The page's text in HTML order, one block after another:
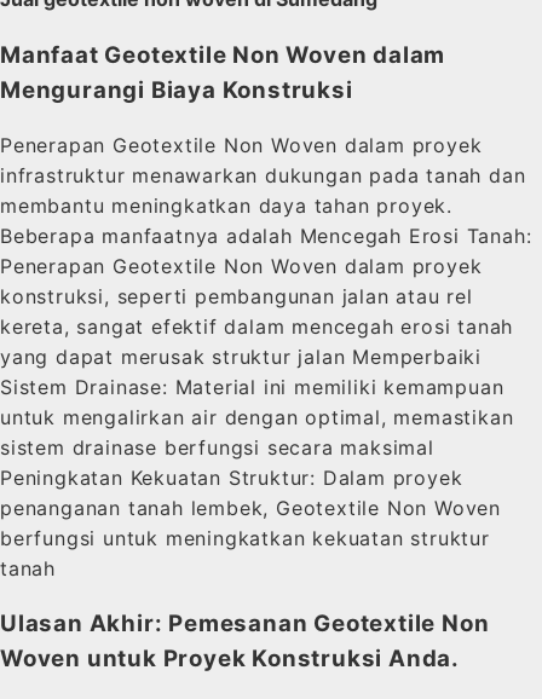
Manfaat Geotextile Non Woven dalam
Mengurangi Biaya Konstruksi
Penerapan Geotextile Non Woven dalam proyek
infrastruktur menawarkan dukungan pada tanah dan
membantu meningkatkan daya tahan proyek.
Beberapa manfaatnya adalah Mencegah Erosi Tanah:
Penerapan Geotextile Non Woven dalam proyek
konstruksi, seperti pembangunan jalan atau rel
kereta, sangat efektif dalam mencegah erosi tanah
yang dapat merusak struktur jalan Memperbaiki
Sistem Drainase: Material ini memiliki kemampuan
untuk mengalirkan air dengan optimal, memastikan
sistem drainase berfungsi secara maksimal
Peningkatan Kekuatan Struktur: Dalam proyek
penanganan tanah lembek, Geotextile Non Woven
berfungsi untuk meningkatkan kekuatan struktur
tanah
Ulasan Akhir: Pemesanan Geotextile Non
Woven untuk Proyek Konstruksi Anda.